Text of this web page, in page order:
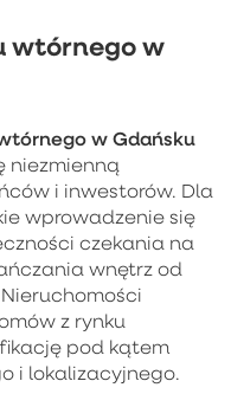
wtórnego w
w Gdańsku
niezmienną
i inwestorów. Dla
wprowadzenie się
czekania na
wnętrz od
z rynku
pod kątem
i lokalizacyjnego.